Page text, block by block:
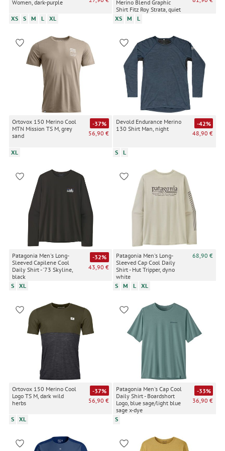
Women, dark-purple
XS S M L XL
Merino Blend Graphic
Shirt Fitz Roy Strata, quiet
violet
XS M L
Ortovox 150 Merino Cool
MTN Mission TS M, grey
sand
-37%
56,90 €
XL
Devold Endurance Merino
130 Shirt Man, night
-42%
48,90 €
S L
Patagonia Men's Long-
Sleeved Capilene Cool
Daily Shirt - '73 Skyline,
black
-32%
43,90 €
S XL
Patagonia Men's Long-
Sleeved Cap Cool Daily
Shirt - Hut Tripper, dyno
white
68,90 €
S M L XL
Ortovox 150 Merino Cool
Logo TS M, dark wild
herbs
-37%
56,90 €
S XL
Patagonia Men's Cap Cool
Daily Shirt - Boardshort
Logo, blue sage/light blue
sage x-dye
-33%
36,90 €
S